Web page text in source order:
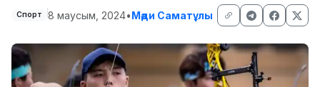
Спорт 8 маусым, 2024•Мәди Саматұлы